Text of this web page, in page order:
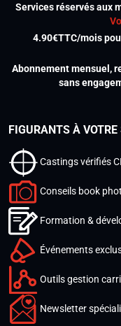
Services réservés aux
4.90€TTC/mois
Abonnement mensuel,
sans
FIGURANTS À VOTRE
Castings vérifiés
Conseils book
Formation &
Événements
Outils gestion
Newsletter